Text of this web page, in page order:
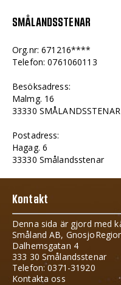
SMÅLANDSSTENAR
Org.nr: 671216****
Telefon: 0761060113
Besöksadress:
Malmg. 16
33330 SMÅLANDSSTENAR
Postadress:
Hagag. 6
33330 Smålandsstenar
Kontakt
Denna sida är gjord med
Småland AB,
Dalhemsgatan 4
333 30 Smålandsstenar
Telefon: 0371-31920
Kontakta oss